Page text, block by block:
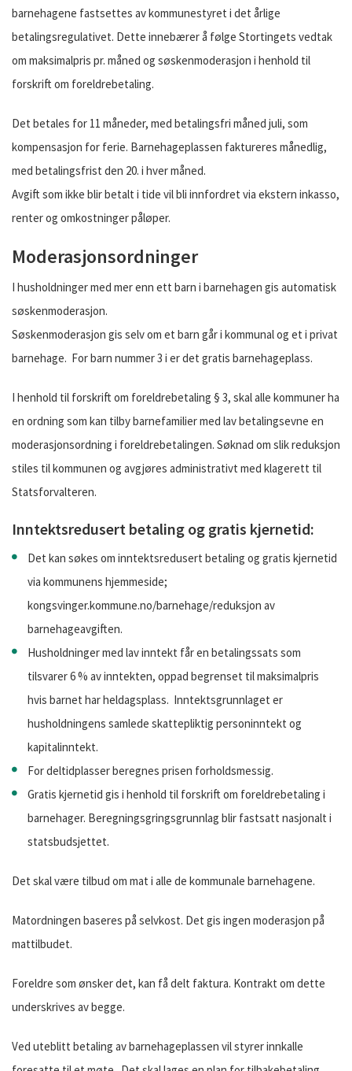
barnehagene fastsettes av kommunestyret i det årlige
betalingsregulativet. Dette innebærer å følge Stortingets vedtak
om maksimalpris pr. måned og søskenmoderasjon i henhold til
forskrift om foreldrebetaling.
Det betales for 11 måneder, med betalingsfri måned juli, som
kompensasjon for ferie. Barnehageplassen faktureres månedlig,
med betalingsfrist den 20. i hver måned.
Avgift som ikke blir betalt i tide vil bli innfordret via ekstern inkasso,
renter og omkostninger påløper.
Moderasjonsordninger
I husholdninger med mer enn ett barn i barnehagen gis automatisk
søskenmoderasjon.
Søskenmoderasjon gis selv om et barn går i kommunal og et i privat
barnehage. For barn nummer 3 i er det gratis barnehageplass.
I henhold til forskrift om foreldrebetaling § 3, skal alle kommuner ha
en ordning som kan tilby barnefamilier med lav betalingsevne en
moderasjonsordning i foreldrebetalingen. Søknad om slik reduksjon
stiles til kommunen og avgjøres administrativt med klagerett til
Statsforvalteren.
Inntektsredusert betaling og gratis kjernetid:
Det kan søkes om inntektsredusert betaling og gratis kjernetid
via kommunens hjemmeside;
kongsvinger.kommune.no/barnehage/reduksjon av
barnehageavgiften.
Husholdninger med lav inntekt får en betalingssats som
tilsvarer 6 % av inntekten, oppad begrenset til maksimalpris
hvis barnet har heldagsplass. Inntektsgrunnlaget er
husholdningens samlede skattepliktig personinntekt og
kapitalinntekt.
For deltidplasser beregnes prisen forholdsmessig.
Gratis kjernetid gis i henhold til forskrift om foreldrebetaling i
barnehager. Beregningsgringsgrunnlag blir fastsatt nasjonalt i
statsbudsjettet.
Det skal være tilbud om mat i alle de kommunale barnehagene.
Matordningen baseres på selvkost. Det gis ingen moderasjon på
mattilbudet.
Foreldre som ønsker det, kan få delt faktura. Kontrakt om dette
underskrives av begge.
Ved uteblitt betaling av barnehageplassen vil styrer innkalle